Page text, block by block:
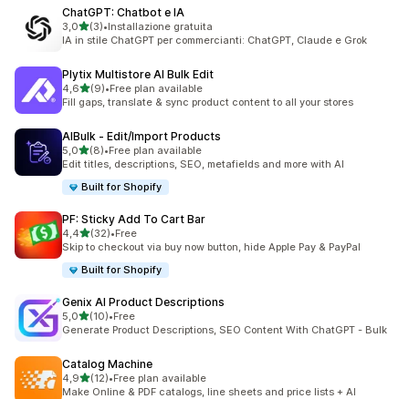
ChatGPT: Chatbot e IA
3,0stelle su 5
(3)
3 recensioni totali
•Installazione gratuita
IA in stile ChatGPT per commercianti: ChatGPT, Claude e Grok
Plytix Multistore AI Bulk Edit
4,6stelle su 5
(9)
9 recensioni totali
•Free plan available
Fill gaps, translate & sync product content to all your stores
AIBulk ‑ Edit/Import Products
5,0stelle su 5
(8)
8 recensioni totali
•Free plan available
Edit titles, descriptions, SEO, metafields and more with AI
Built for Shopify
PF: Sticky Add To Cart Bar
4,4stelle su 5
(32)
32 recensioni totali
•Free
Skip to checkout via buy now button, hide Apple Pay & PayPal
Built for Shopify
Genix AI Product Descriptions
5,0stelle su 5
(10)
10 recensioni totali
•Free
Generate Product Descriptions, SEO Content With ChatGPT - Bulk
Catalog Machine
4,9stelle su 5
(12)
12 recensioni totali
•Free plan available
Make Online & PDF catalogs, line sheets and price lists + AI